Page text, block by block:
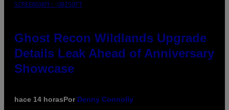
SCREENSHOT: UBISOFT
Ghost Recon Wildlands Upgrade
Details Leak Ahead of Anniversary
Showcase
hace 14 horasPor Denny Connolly